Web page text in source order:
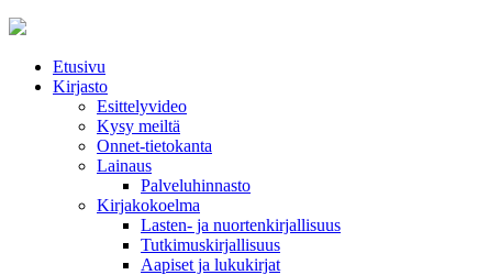
Etusivu
Kirjasto
Esittelyvideo
Kysy meiltä
Onnet-tietokanta
Lainaus
Palveluhinnasto
Kirjakokoelma
Lasten- ja nuortenkirjallisuus
Tutkimuskirjallisuus
Aapiset ja lukukirjat